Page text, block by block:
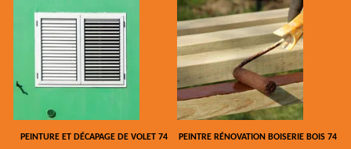
PEINTURE ET DÉCAPAGE DE VOLET 74 PEINTRE RÉNOVATION BOISERIE BOIS 74